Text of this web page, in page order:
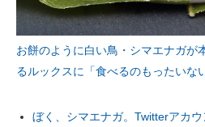
お餅のように白い鳥・シマエナガ
るルックスに「食べるのもったいな
ぼく、シマエナガ。Twitterアカ